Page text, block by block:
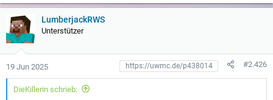
r
n
n
:
LumberjackRWS
Unterstützer
19 Jun 2025 #2.426
DieKillerin schrieb: